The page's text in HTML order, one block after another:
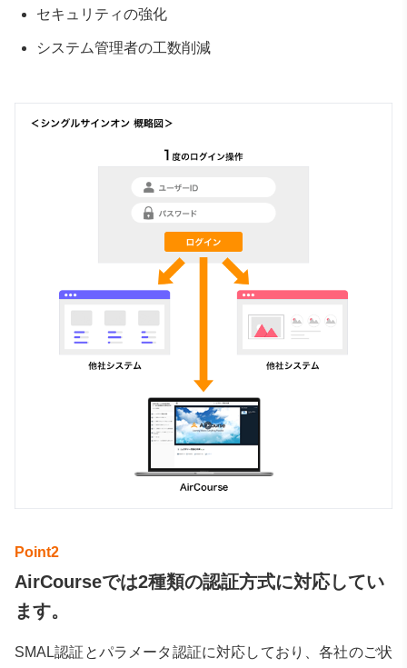
セキュリティの強化
システム管理者の工数削減
AirCourseでは2種類の認証方式に対応してい
ます。
SMAL認証とパラメータ認証に対応しており、各社のご状